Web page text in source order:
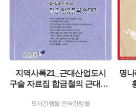
지역사록21_근대산업도시
구술 자료집 합금철의 근대를 일군 작은 영웅들의 연대기
도서간행물 연속간행물
명